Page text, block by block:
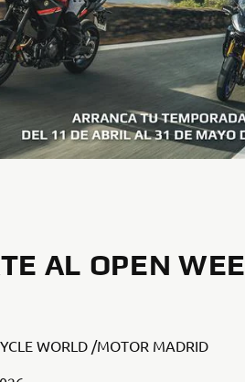
AL OPEN
WORLD /MOTOR MADRID